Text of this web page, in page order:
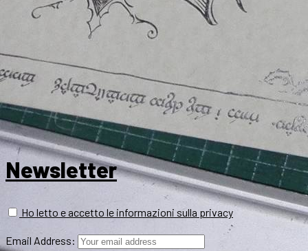
Newsletter
Ho letto e accetto le informazioni sulla privacy
Email Address: